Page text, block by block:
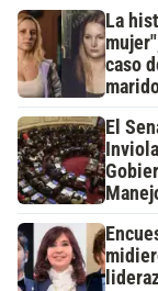
La
caso
El